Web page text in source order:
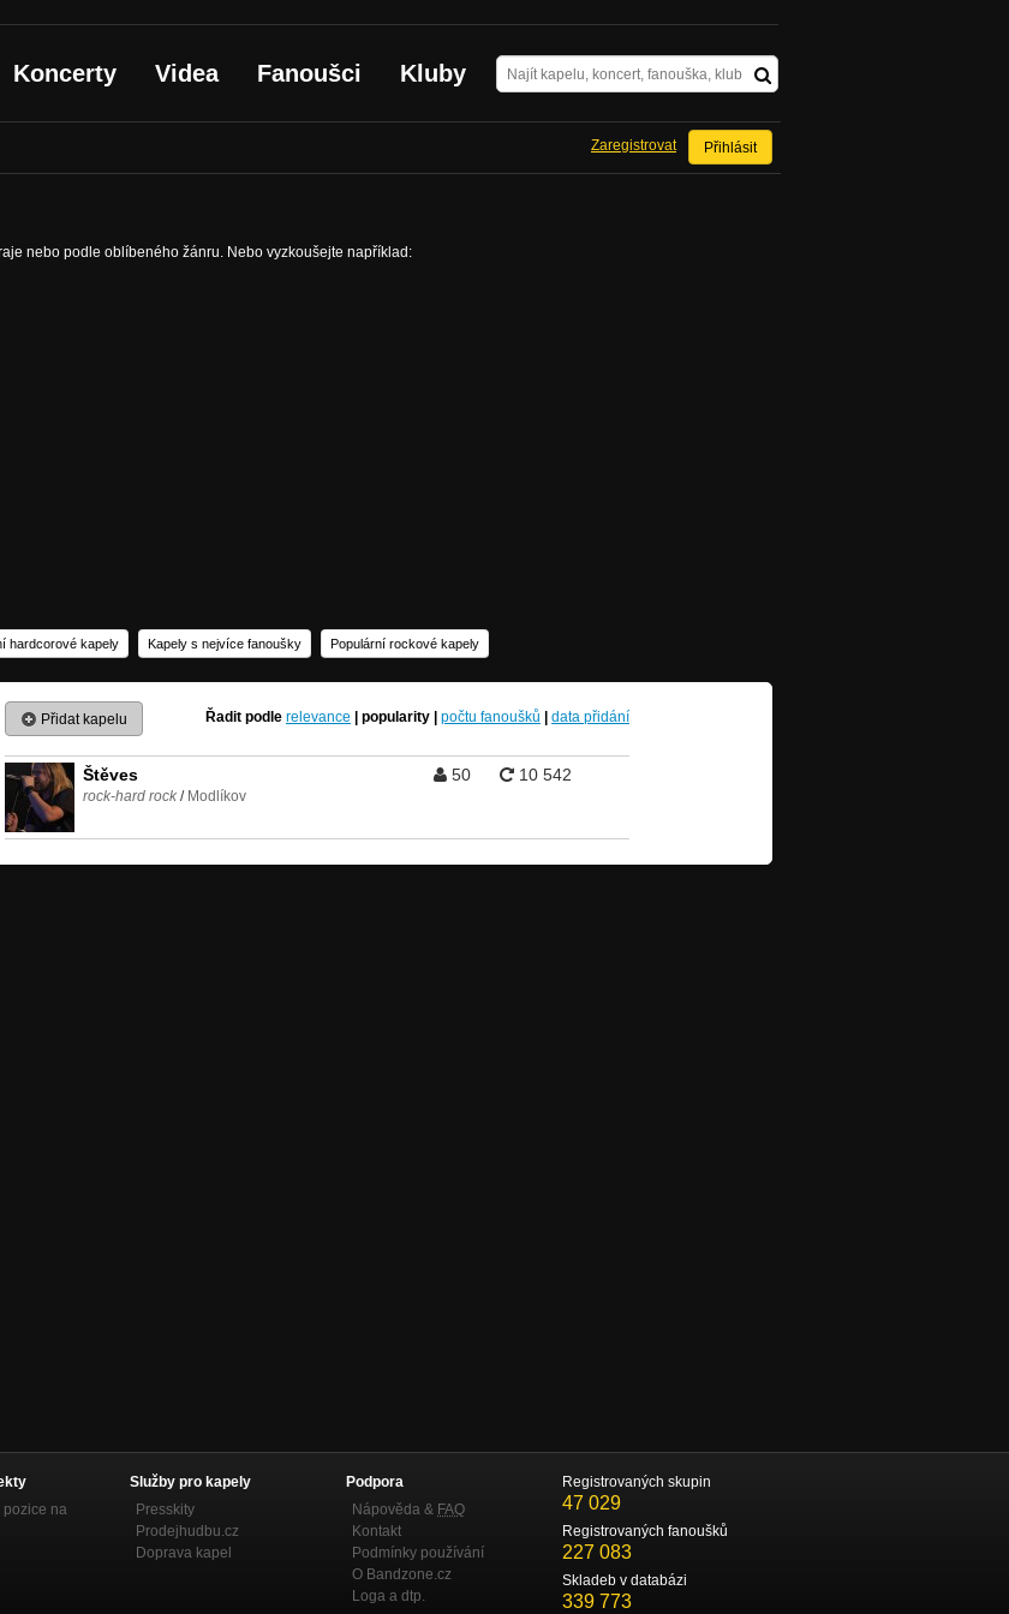
Koncerty Videa Fanoušci Kluby
Přihlásit
Zaregistrovat
nebo podle oblíbeného žánru. Nebo vyzkoušejte například:
hardcorové kapely Kapely s nejvíce fanoušky Populární rockové kapely
Přidat kapelu Řadit podle relevance popularity počtu fanoušků data přidání
Štěves
rock-hard rock / Modlíkov
50 10 542
pozice na
Služby pro kapely
Presskity
Prodejhudbu.cz
Doprava kapel
Podpora
Nápověda & FAQ
Kontakt
Podmínky používání
O Bandzone.cz
Loga a dtp.
Registrovaných skupin
47 029
Registrovaných fanoušků
227 083
Skladeb v databázi
339 773